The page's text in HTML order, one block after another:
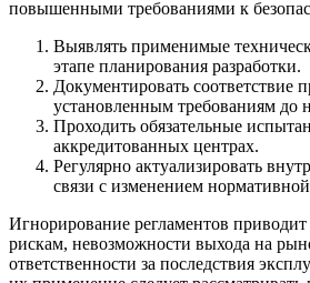
повышенными требованиями к
Выявлять применимые
этапе планирования разработки.
Документировать соответствие
установленным требованиям до
Проходить обязательные
аккредитованных центрах.
Регулярно актуализировать
связи с изменением
Игнорирование регламентов
рискам, невозможности выхода на
ответственности за последствия